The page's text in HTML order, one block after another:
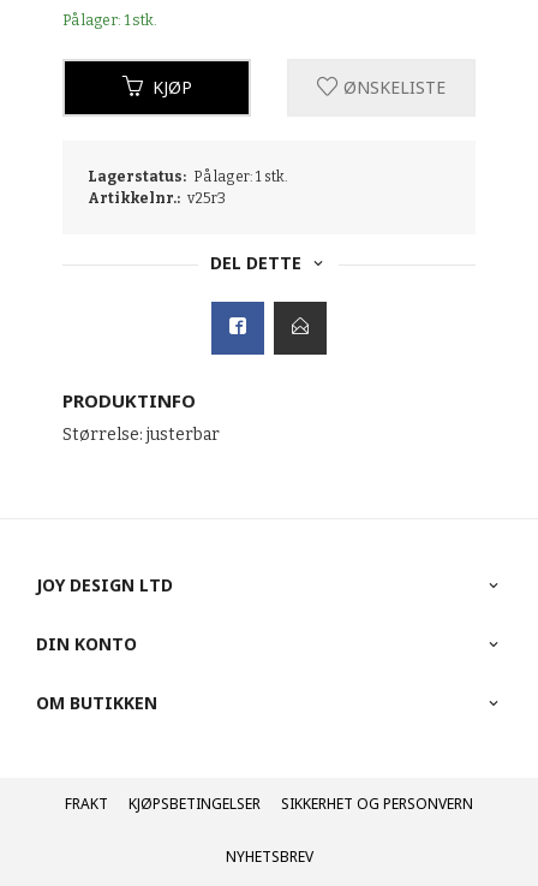
På lager: 1 stk.
KJØP ØNSKELISTE
Lagerstatus: På lager: 1 stk.
Artikkelnr.: v25r3
DEL DETTE
PRODUKTINFO
Størrelse: justerbar
JOY DESIGN LTD
DIN KONTO
OM BUTIKKEN
FRAKT KJØPSBETINGELSER SIKKERHET OG PERSONVERN
NYHETSBREV